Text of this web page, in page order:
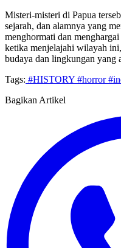
Misteri-misteri di Papua
sejarah, dan alamnya yang
menghormati dan
ketika menjelajahi wilayah
budaya dan lingkungan yang
Tags: #HISTORY #horror
Bagikan Artikel